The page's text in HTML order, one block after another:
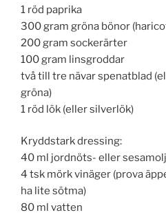
1 röd paprika
300 gram gröna bönor
200 gram sockerärter
100 gram linsgroddar
två till tre nävar spenatblad
gröna)
1 röd lök (eller silverlök)
Kryddstark dressing:
40 ml jordnöts- eller
4 tsk mörk vinäger (prova
ha lite sötma)
80 ml vatten